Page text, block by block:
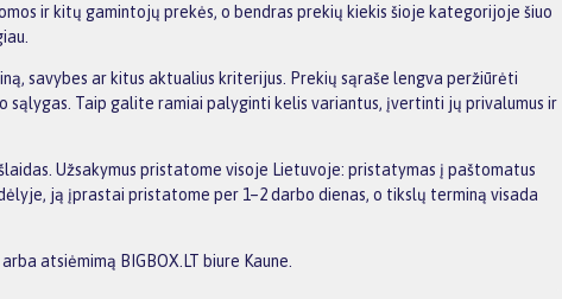
ir kitų gamintojų prekės, o bendras prekių kiekis šioje kategorijoje šiuo
savybes ar kitus aktualius kriterijus. Prekių sąraše lengva peržiūrėti
Taip galite ramiai palyginti kelis variantus, įvertinti jų privalumus ir
Užsakymus pristatome visoje Lietuvoje: pristatymas į paštomatus
ją įprastai pristatome per 1–2 darbo dienas, o tikslų terminą visada
atsiėmimą BIGBOX.LT biure Kaune.